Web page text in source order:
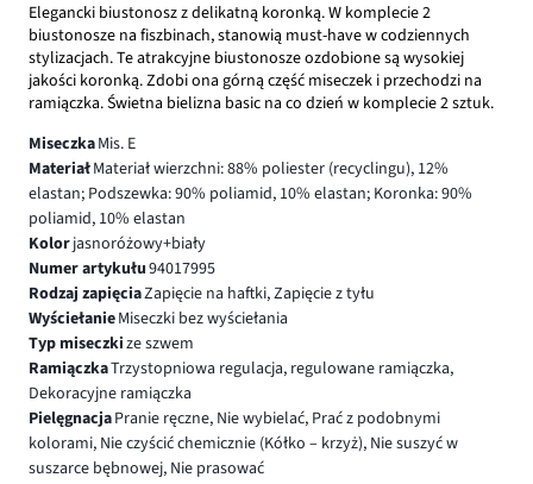
Elegancki biustonosz z delikatną koronką. W komplecie 2
biustonosze na fiszbinach, stanowią must-have w codziennych
stylizacjach. Te atrakcyjne biustonosze ozdobione są wysokiej
jakości koronką. Zdobi ona górną część miseczek i przechodzi na
ramiączka. Świetna bielizna basic na co dzień w komplecie 2 sztuk.
MiseczkaMis. E
MateriałMateriał wierzchni: 88% poliester (recyclingu), 12%
elastan; Podszewka: 90% poliamid, 10% elastan; Koronka: 90%
poliamid, 10% elastan
Kolorjasnoróżowy+biały
Numer artykułu94017995
Rodzaj zapięciaZapięcie na haftki, Zapięcie z tyłu
WyściełanieMiseczki bez wyściełania
Typ miseczkize szwem
RamiączkaTrzystopniowa regulacja, regulowane ramiączka,
Dekoracyjne ramiączka
PielęgnacjaPranie ręczne, Nie wybielać, Prać z podobnymi
kolorami, Nie czyścić chemicznie (Kółko – krzyż), Nie suszyć w
suszarce bębnowej, Nie prasować